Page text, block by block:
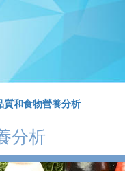
質和食物營養分析
分析